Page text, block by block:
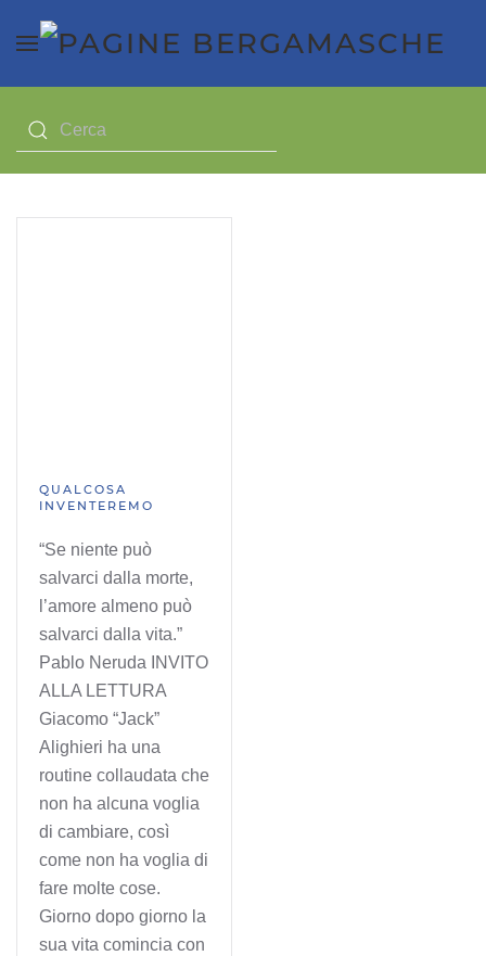
QUALCOSA
INVENTEREMO
“Se niente può
salvarci dalla morte,
l’amore almeno può
salvarci dalla vita.”
Pablo Neruda INVITO
ALLA LETTURA
Giacomo “Jack”
Alighieri ha una
routine collaudata che
non ha alcuna voglia
di cambiare, così
come non ha voglia di
fare molte cose.
Giorno dopo giorno la
sua vita comincia con